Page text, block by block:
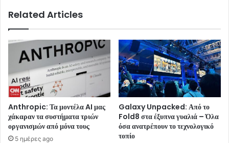
Related Articles
Anthropic: Τα μοντέλα AI μας
χάκαραν τα συστήματα τριών
οργανισμών από μόνα τους
5 ημέρες ago
Galaxy Unpacked: Από το
Fold8 στα έξυπνα γυαλιά – Όλα
όσα ανατρέπουν το τεχνολογικό
τοπίο